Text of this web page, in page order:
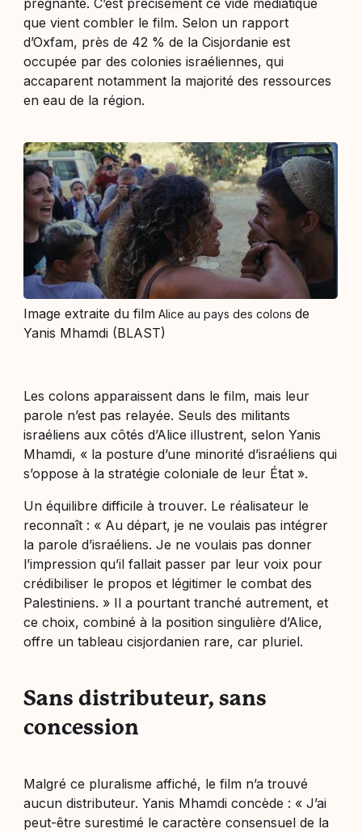
prégnante. C’est précisément ce vide médiatique
que vient combler le film. Selon un rapport
d’Oxfam, près de 42 % de la Cisjordanie est
occupée par des colonies israéliennes, qui
accaparent notamment la majorité des ressources
en eau de la région.
Image extraite du film Alice au pays des colonsde
Yanis Mhamdi (BLAST)
Les colons apparaissent dans le film, mais leur
parole n’est pas relayée. Seuls des militants
israéliens aux côtés d’Alice illustrent, selon Yanis
Mhamdi, « la posture d’une minorité d’israéliens qui
s’oppose à la stratégie coloniale de leur État ».
Un équilibre difficile à trouver. Le réalisateur le
reconnaît : « Au départ, je ne voulais pas intégrer
la parole d’israéliens. Je ne voulais pas donner
l’impression qu’il fallait passer par leur voix pour
crédibiliser le propos et légitimer le combat des
Palestiniens. » Il a pourtant tranché autrement, et
ce choix, combiné à la position singulière d’Alice,
offre un tableau cisjordanien rare, car pluriel.
Sans distributeur, sans
concession
Malgré ce pluralisme affiché, le film n’a trouvé
aucun distributeur. Yanis Mhamdi concède : « J’ai
peut-être surestimé le caractère consensuel de la